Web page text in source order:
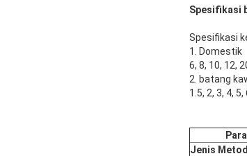
Spesifikasi
Spesifikasi
1. Domestik
6, 8, 10, 12,
2. batang
1.5, 2, 3, 4,
Jenis